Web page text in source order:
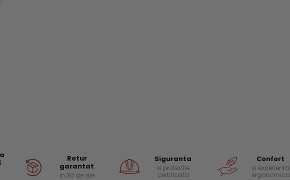
Retur
garantat
in 30 de zile
Siguranta
si protectie
certificata
Confort
si experienta
ergonomica